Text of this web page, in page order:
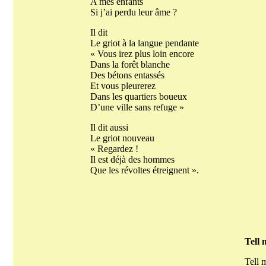
Si j’ai perdu leur âme ?
Il dit
Le griot à la langue pendante
« Vous irez plus loin encore
Dans la forêt blanche
Des bétons entassés
Et vous pleurerez
Dans les quartiers boueux
D’une ville sans refuge »
Il dit aussi
Le griot nouveau
« Regardez !
Il est déjà des hommes
Que les révoltes étreignent ».
Tell
Tell